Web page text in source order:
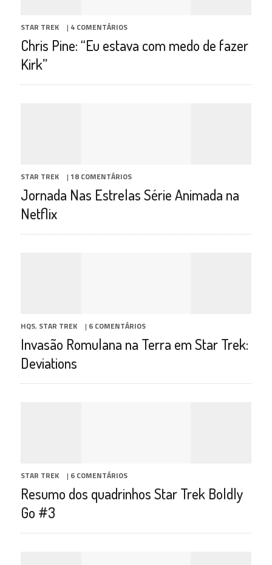
STAR TREK | 4 COMENTÁRIOS
Chris Pine: “Eu estava com medo de fazer
Kirk”
STAR TREK | 18 COMENTÁRIOS
Jornada Nas Estrelas Série Animada na
Netflix
HQS, STAR TREK | 6 COMENTÁRIOS
Invasão Romulana na Terra em Star Trek:
Deviations
STAR TREK | 6 COMENTÁRIOS
Resumo dos quadrinhos Star Trek Boldly
Go #3